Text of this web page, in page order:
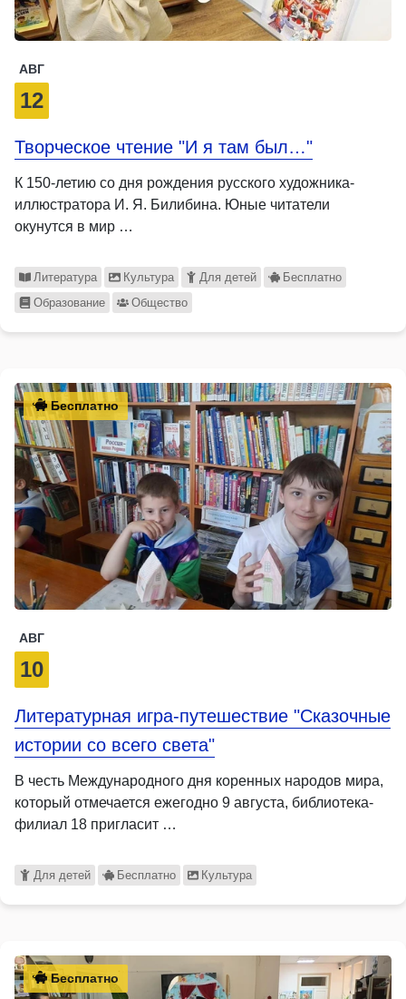
АВГ
12
Творческое чтение "И я там был…"
К 150-летию со дня рождения русского художника-
иллюстратора И. Я. Билибина. Юные читатели
окунутся в мир …
Литература Культура Для детей
Бесплатно
Образование
Общество
Бесплатно
АВГ
10
Литературная игра-путешествие "Сказочные
истории со всего света"
В честь Международного дня коренных народов мира,
который отмечается ежегодно 9 августа, библиотека-
филиал 18 пригласит …
Для детей Бесплатно Культура
Бесплатно